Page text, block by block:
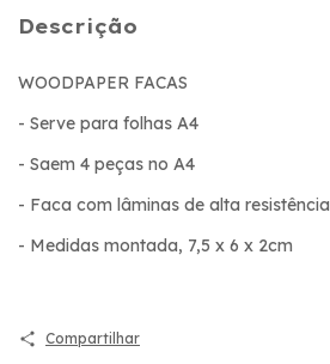
Descrição
WOODPAPER FACAS
- Serve para folhas A4
- Saem 4 peças no A4
- Faca com lâminas de alta resistência
- Medidas montada, 7,5 x 6 x 2cm
Compartilhar